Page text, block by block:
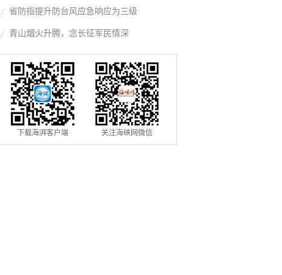
省防指提升防台风应急响应为三级
青山烟火升腾，念长征军民情深
下载海湃客户端 关注海峡网微信